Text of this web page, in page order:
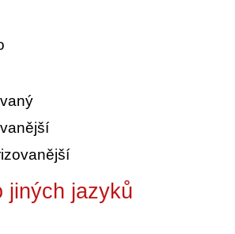
jiných jazyků